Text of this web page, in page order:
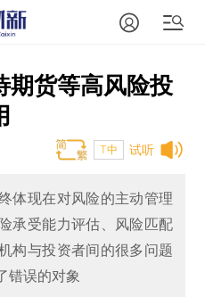
期货等高风险投
试听
T中
体现在对风险的主动管理
承受能力评估、风险匹配
构与投资者间的很多问题
错误的对象